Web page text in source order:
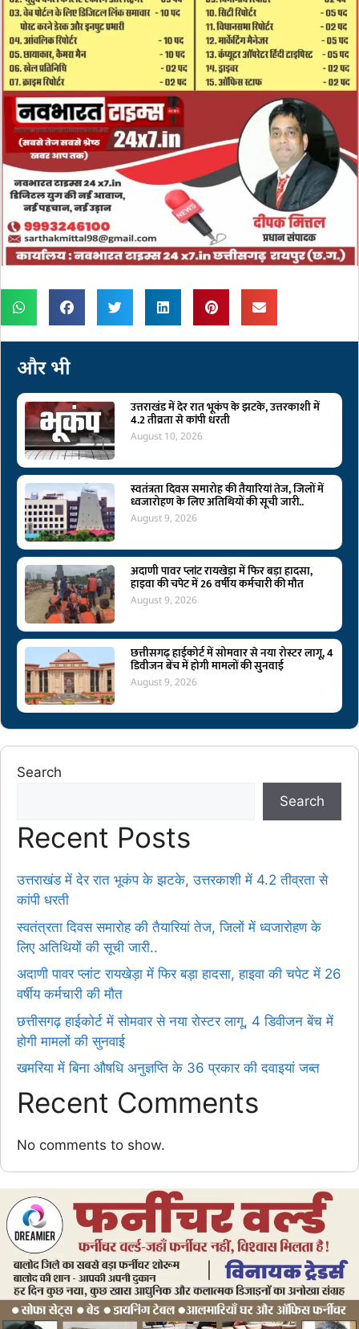
और भी
उत्तराखंड में देर रात भूकंप के झटके, उत्तरकाशी में
4.2 तीव्रता से कांपी धरती
August 10, 2026
स्वतंत्रता दिवस समारोह की तैयारियां तेज, जिलों में
ध्वजारोहण के लिए अतिथियों की सूची जारी..
August 9, 2026
अदाणी पावर प्लांट रायखेड़ा में फिर बड़ा हादसा,
हाइवा की चपेट में 26 वर्षीय कर्मचारी की मौत
August 9, 2026
छत्तीसगढ़ हाईकोर्ट में सोमवार से नया रोस्टर लागू, 4
डिवीजन बेंच में होगी मामलों की सुनवाई
August 9, 2026
Search
Search
Recent Posts
उत्तराखंड में देर रात भूकंप के झटके, उत्तरकाशी में 4.2 तीव्रता से
कांपी धरती
स्वतंत्रता दिवस समारोह की तैयारियां तेज, जिलों में ध्वजारोहण के
लिए अतिथियों की सूची जारी..
अदाणी पावर प्लांट रायखेड़ा में फिर बड़ा हादसा, हाइवा की चपेट में 26
वर्षीय कर्मचारी की मौत
छत्तीसगढ़ हाईकोर्ट में सोमवार से नया रोस्टर लागू, 4 डिवीजन बेंच में
होगी मामलों की सुनवाई
खमरिया में बिना औषधि अनुज्ञप्ति के 36 प्रकार की दवाइयां जब्त
Recent Comments
No comments to show.